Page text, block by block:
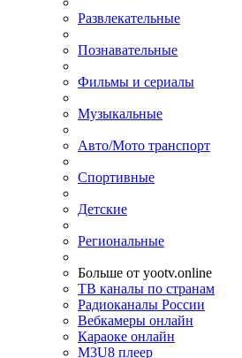
Развлекательные
Познавательные
Фильмы и сериалы
Музыкальные
Авто/Мото транспорт
Спортивные
Детские
Региональные
Больше от yootv.online
ТВ каналы по странам
Радиоканалы России
Вебкамеры онлайн
Караоке онлайн
M3U8 плеер